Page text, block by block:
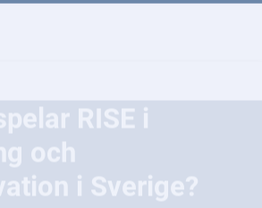
och
i Sverige?
i att främja digitalisering och
genom att erbjuda forsknings-
företag och organisationer.